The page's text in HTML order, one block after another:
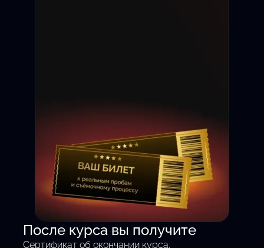
Съёмка на камеру с 1 дня
— без теории, только
После курса вы получите
Сертификат об окончании курса.